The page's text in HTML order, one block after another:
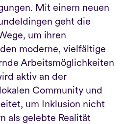
Mit einem neuen
geht die
um ihren
moderne, vielfältige
Arbeitsmöglichkeiten
aktiv an der
Community und
um Inklusion nicht
als gelebte Realität